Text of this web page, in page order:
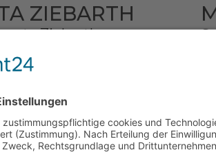
ZIEBARTH
Ziebarth
❤